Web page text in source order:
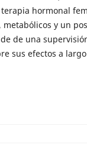
hormonal
metabólicos y un
de una
sus efectos a